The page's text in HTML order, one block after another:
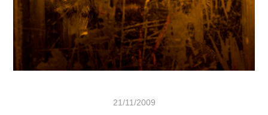
21/11/2009